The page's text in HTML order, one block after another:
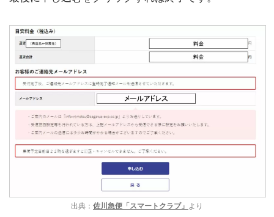
出典： 佐川急便「スマートクラブ」 より